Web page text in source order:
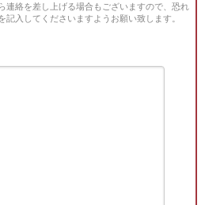
連絡を差し上げる場合もございますので、恐れ
記入してくださいますようお願い致します。